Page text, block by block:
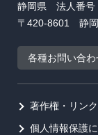
静岡県 法人番号
〒420-8601 静岡
各種お問い合わ
著作権・リン
個人情報保護